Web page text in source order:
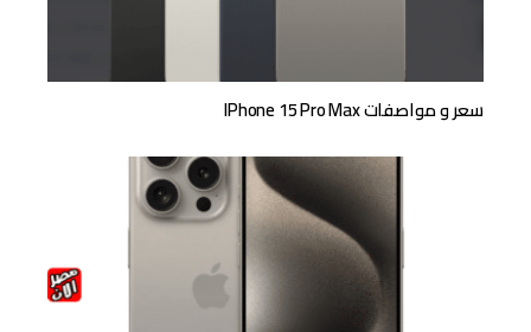
سعر و مواصفات IPhone 15 Pro Max